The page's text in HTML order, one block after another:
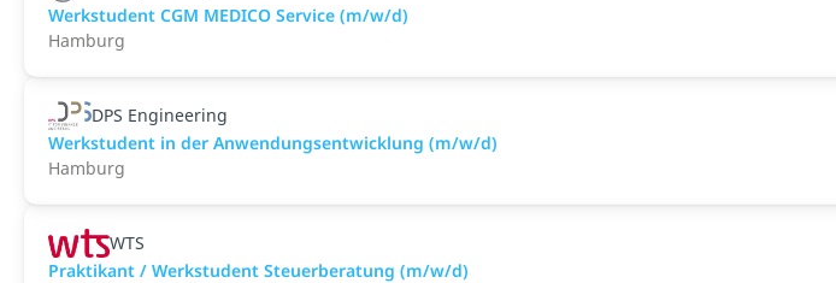
Werkstudent CGM MEDICO Service (m/w/d)
Hamburg
DPS Engineering
Werkstudent in der Anwendungsentwicklung (m/w/d)
Hamburg
WTS
Praktikant / Werkstudent Steuerberatung (m/w/d)